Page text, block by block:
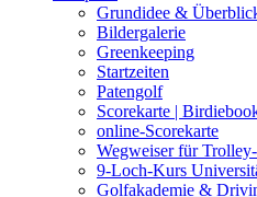
Grundidee &
Bildergalerie
Greenkeeping
Startzeiten
Patengolf
Scorekarte |
online-Scorekarte
Wegweiser für
9-Loch-Kurs
Golfakademie &